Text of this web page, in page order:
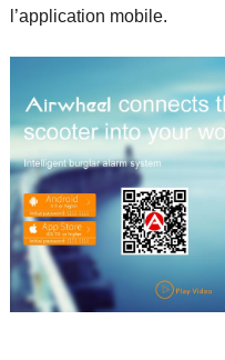
l’application mobile.